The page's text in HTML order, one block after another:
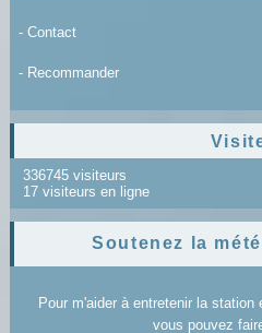
- Contact
- Recommander
336745 visiteurs
17 visiteurs en ligne
Soutenez la
Pour m'aider à entretenir la station
vous pouvez